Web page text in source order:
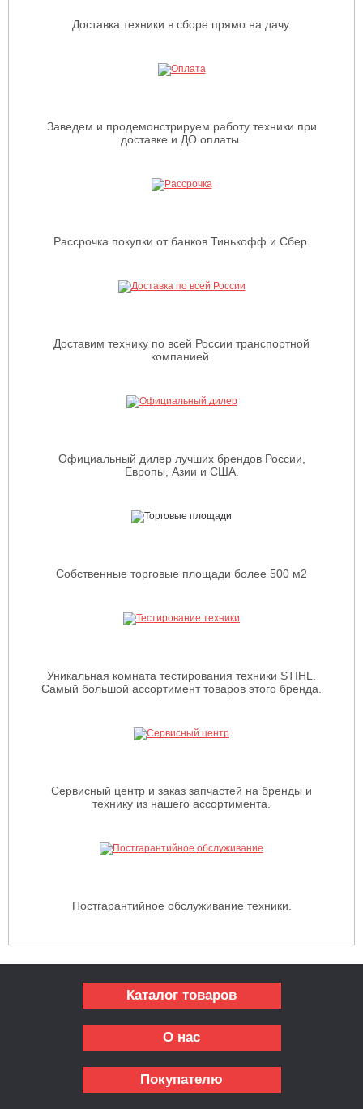
Доставка техники в сборе прямо на дачу.
Заведем и продемонстрируем работу техники при
доставке и ДО оплаты.
Рассрочка покупки от банков Тинькофф и Сбер.
Доставим технику по всей России транспортной
компанией.
Официальный дилер лучших брендов России,
Европы, Азии и США.
Собственные торговые площади более 500 м2
Уникальная комната тестирования техники STIHL.
Самый большой ассортимент товаров этого бренда.
Сервисный центр и заказ запчастей на бренды и
технику из нашего ассортимента.
Постгарантийное обслуживание техники.
Каталог товаров
О нас
Покупателю